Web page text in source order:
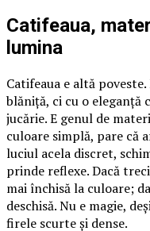
Catifeaua,
lumina
Catifeaua e altă
blăniță, ci cu o eleganță
jucărie. E genul de
culoare simplă, pare că
luciul acela discret,
prinde reflexe. Dacă
mai închisă la culoare;
deschisă. Nu e magie,
firele scurte și dense.